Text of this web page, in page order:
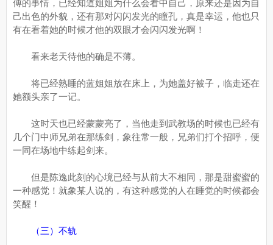
傅的事情，已经知道姐姐为什么会看中自己，原来还是因为自
己出色的外貌，还有那对闪闪发光的瞳孔，真是幸运，他也只
有在看着她的时候才他的双眼才会闪闪发光啊！
看来老天待他的确是不薄。
将已经熟睡的蓝姐姐放在床上，为她盖好被子，临走还在
她额头亲了一记。
这时天也已经蒙蒙亮了，当他走到武教场的时候也已经有
几个门中师兄弟在那练剑，象往常一般，兄弟们打个招呼，便
一同在场地中练起剑来。
但是陈逸此刻的心境已经与从前大不相同，那是甜蜜蜜的
一种感觉！就象某人说的，有这种感觉的人在睡觉的时候都会
笑醒！
（三）不轨